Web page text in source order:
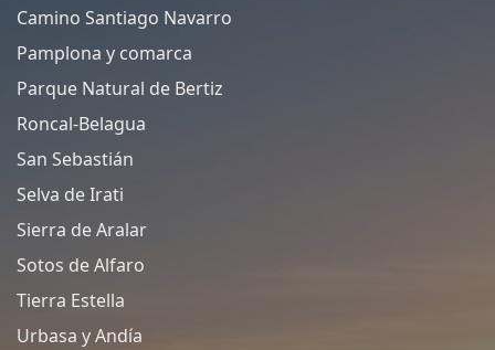
Camino Santiago Navarro
Pamplona y comarca
Parque Natural de Bertiz
Roncal-Belagua
San Sebastián
Selva de Irati
Sierra de Aralar
Sotos de Alfaro
Tierra Estella
Urbasa y Andía